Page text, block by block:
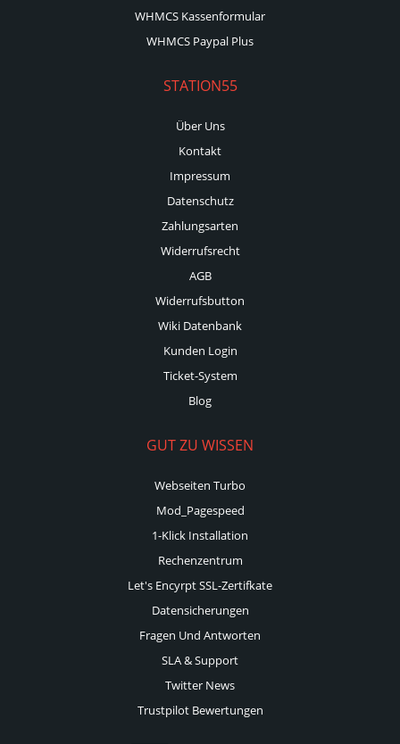
WHMCS Kassenformular
WHMCS Paypal Plus
STATION55
Über Uns
Kontakt
Impressum
Datenschutz
Zahlungsarten
Widerrufsrecht
AGB
Widerrufsbutton
Wiki Datenbank
Kunden Login
Ticket-System
Blog
GUT ZU WISSEN
Webseiten Turbo
Mod_Pagespeed
1-Klick Installation
Rechenzentrum
Let's Encyrpt SSL-Zertifkate
Datensicherungen
Fragen Und Antworten
SLA & Support
Twitter News
Trustpilot Bewertungen